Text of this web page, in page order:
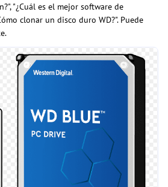
"¿Cuál es el mejor software de
clonar un disco duro WD?". Puede